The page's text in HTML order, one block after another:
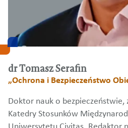
dr Tomasz Serafin
„Ochrona i Bezpieczeństwo
Doktor nauk o bezpieczeństwie,
Katedry Stosunków